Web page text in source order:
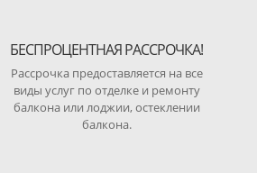
БЕСПРОЦЕНТНАЯ РАССРОЧКА!
Рассрочка предоставляется на все
виды услуг по отделке и ремонту
балкона или лоджии, остеклении
балкона.